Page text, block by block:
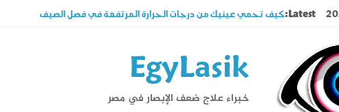
Latest: كيف تحمي عينيك من درجات الحرارة المرتفعة في فصل الصيف
السوبراكور تقنية تخلصك من نظارة القراءة فى دقائق تعرف على شروطها
حول العين فى الأطفال والكبار الأسباب وأحدث طرق العلاج
EgyLasik
خبراء علاج ضعف الإبصار في مصر